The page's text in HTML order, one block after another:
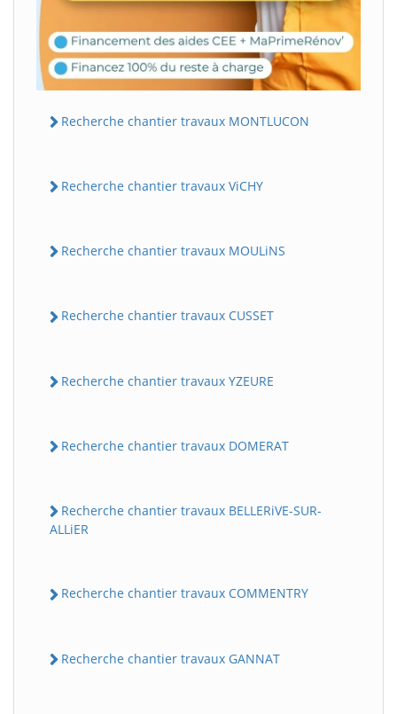
Recherche chantier travaux MONTLUCON
Recherche chantier travaux ViCHY
Recherche chantier travaux MOULiNS
Recherche chantier travaux CUSSET
Recherche chantier travaux YZEURE
Recherche chantier travaux DOMERAT
Recherche chantier travaux BELLERiVE-SUR-
ALLiER
Recherche chantier travaux COMMENTRY
Recherche chantier travaux GANNAT